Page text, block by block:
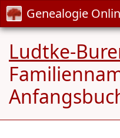
Genealogie
Ludtke-